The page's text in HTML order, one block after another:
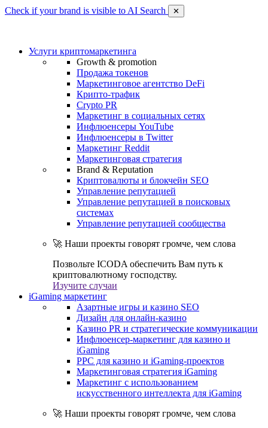
Check if your brand is visible to AI Search ✕
Услуги криптомаркетинга
Growth & promotion
Продажа токенов
Маркетинговое агентство DeFi
Крипто-трафик
Crypto PR
Маркетинг в социальных сетях
Инфлюенсеры YouTube
Инфлюенсеры в Twitter
Маркетинг Reddit
Маркетинговая стратегия
Brand & Reputation
Криптовалюты и блокчейн SEO
Управление репутацией
Управление репутацией в поисковых
системах
Управление репутацией сообщества
🚀 Наши проекты говорят громче, чем слова
Позвольте ICODA обеспечить Вам путь к
криптовалютному господству.
Изучите случаи
iGaming маркетинг
Азартные игры и казино SEO
Дизайн для онлайн-казино
Казино PR и стратегические коммуникации
Инфлюенсер-маркетинг для казино и
iGaming
PPC для казино и iGaming-проектов
Маркетинговая стратегия iGaming
Маркетинг с использованием
искусственного интеллекта для iGaming
🚀 Наши проекты говорят громче, чем слова